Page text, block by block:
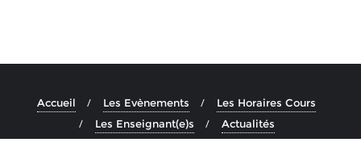
Accueil Les Evènements
Les Horaires Cours
Les Enseignant(e)s
Actualités